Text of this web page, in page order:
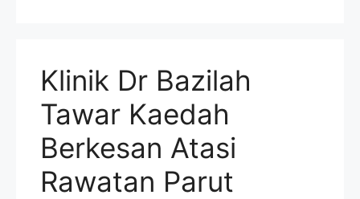
Klinik Dr Bazilah
Tawar Kaedah
Berkesan Atasi
Rawatan Parut